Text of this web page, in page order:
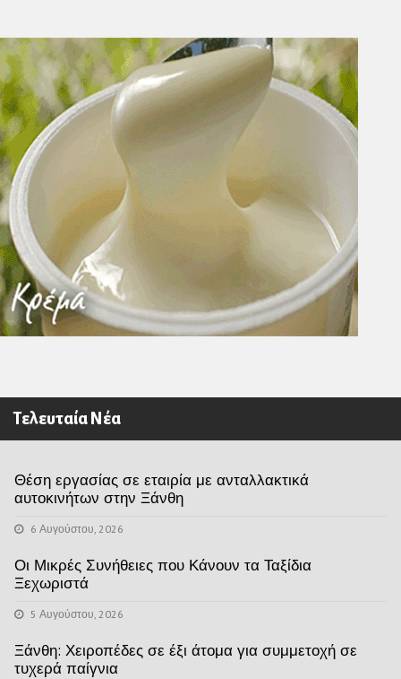
Τελευταία Νέα
Θέση εργασίας σε εταιρία με ανταλλακτικά
αυτοκινήτων στην Ξάνθη
6 Αυγούστου, 2026
Οι Μικρές Συνήθειες που Κάνουν τα Ταξίδια
Ξεχωριστά
5 Αυγούστου, 2026
Ξάνθη: Χειροπέδες σε έξι άτομα για συμμετοχή σε
τυχερά παίγνια